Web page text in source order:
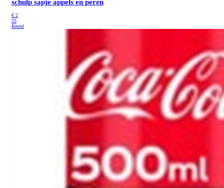
schulp sapje appels en peren
€ 2
25
Bestel